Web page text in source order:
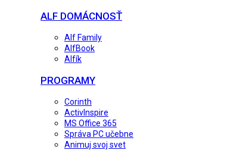
ALF DOMÁCNOSŤ
Alf Family
AlfBook
Alfík
PROGRAMY
Corinth
ActivInspire
MS Office 365
Správa PC učebne
Animuj svoj svet